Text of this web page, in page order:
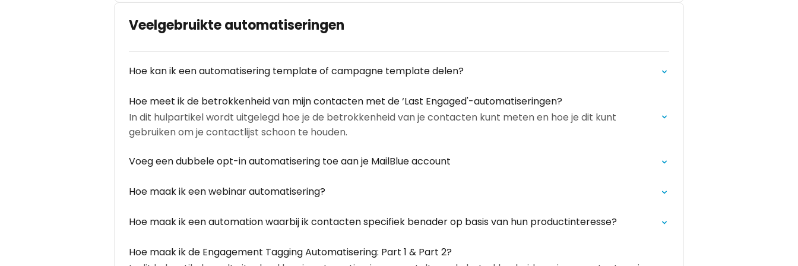
Veelgebruikte automatiseringen
Hoe kan ik een automatisering template of campagne template delen?
Hoe meet ik de betrokkenheid van mijn contacten met de ‘Last Engaged'-automatiseringen?
In dit hulpartikel wordt uitgelegd hoe je de betrokkenheid van je contacten kunt meten en hoe je dit kunt
gebruiken om je contactlijst schoon te houden.
Voeg een dubbele opt-in automatisering toe aan je MailBlue account
Hoe maak ik een webinar automatisering?
Hoe maak ik een automation waarbij ik contacten specifiek benader op basis van hun productinteresse?
Hoe maak ik de Engagement Tagging Automatisering: Part 1 & Part 2?